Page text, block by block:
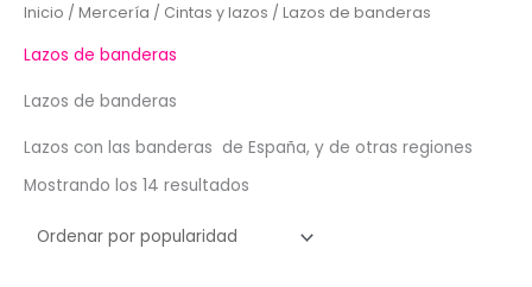
Inicio / Mercería / Cintas y lazos / Lazos de banderas
Lazos de banderas
Lazos de banderas
Lazos con las banderas de España, y de otras regiones
Mostrando los 14 resultados